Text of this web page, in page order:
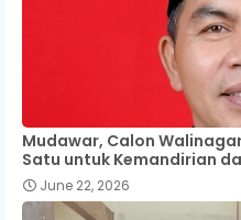
Mudawar, Calon
Satu untuk Kemandirian
June 22, 2026